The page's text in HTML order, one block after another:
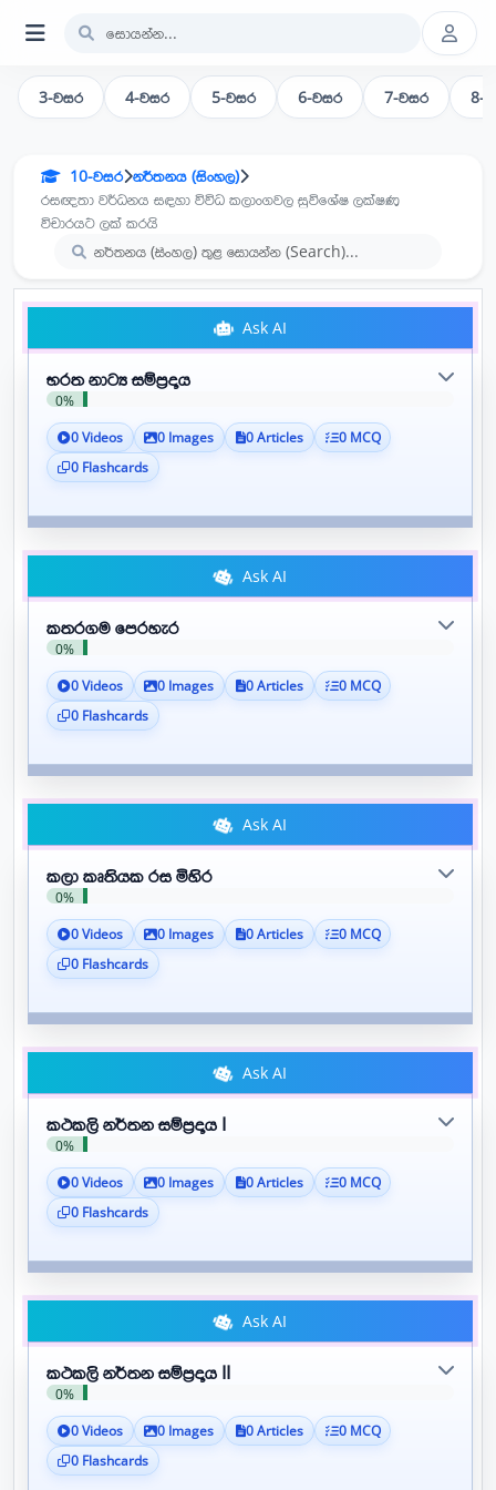
3-වසර 4-වසර 5-වසර 6-වසර 7-වසර 8-
10-වසර නර්තනය (සිංහල)
රසඥතා වර්ධනය සඳහා විවිධ කලාංගවල සුවිශේෂ ලක්ෂණ
විචාරයට ලක් කරයි
Ask AI
භරත නාට්‍ය සම්ප්‍රදාය
0%
0 Videos 0 Images 0 Articles
0 MCQ
0 Flashcards
Ask AI
කතරගම පෙරහැර
0%
0 Videos 0 Images 0 Articles
0 MCQ
0 Flashcards
Ask AI
කලා කෘතියක රස මිහිර
0%
0 Videos 0 Images 0 Articles
0 MCQ
0 Flashcards
Ask AI
කථකලි නර්තන සම්ප්‍රදාය I
0%
0 Videos 0 Images 0 Articles
0 MCQ
0 Flashcards
Ask AI
කථකලි නර්තන සම්ප්‍රදාය II
0%
0 Videos 0 Images 0 Articles
0 MCQ
0 Flashcards